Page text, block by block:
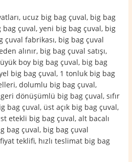
ucuz big bag çuval, big bag
çuval, yeni big bag çuval, big
çuval fabrikası, big bag çuval
alınır, big bag çuval satışı,
boy big bag çuval, big bag
big bag çuval, 1 tonluk big bag
dolumlu big bag çuval,
dönüşümlü big bag çuval, sıfır
bag çuval, üst açık big bag çuval,
etekli big bag çuval, alt bacalı
bag çuval, big bag çuval
teklifi, hızlı teslimat big bag